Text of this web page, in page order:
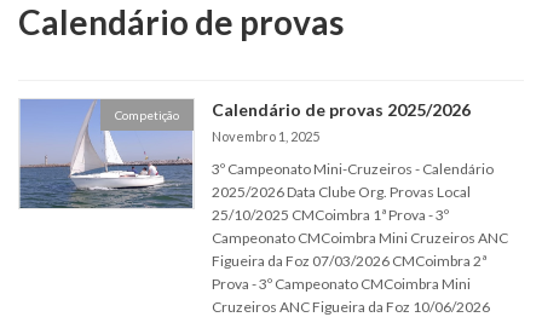
Calendário de provas
Competição Calendário de provas 2025/2026
Novembro 1, 2025
3º Campeonato Mini-Cruzeiros - Calendário
2025/2026 Data Clube Org. Provas Local
25/10/2025 CMCoimbra 1ª Prova - 3º
Campeonato CMCoimbra Mini Cruzeiros ANC
Figueira da Foz 07/03/2026 CMCoimbra 2ª
Prova - 3º Campeonato CMCoimbra Mini
Cruzeiros ANC Figueira da Foz 10/06/2026